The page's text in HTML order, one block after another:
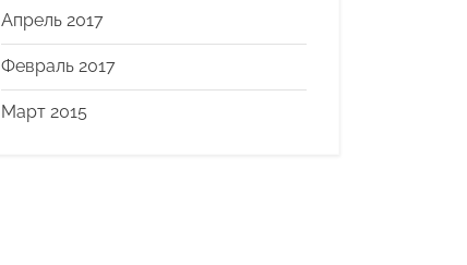
Апрель 2017
Февраль 2017
Март 2015